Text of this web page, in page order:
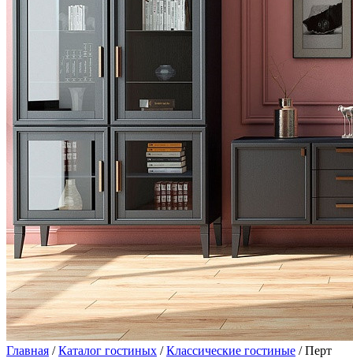
Главная /Каталог гостиных /Классические гостиные / Перт